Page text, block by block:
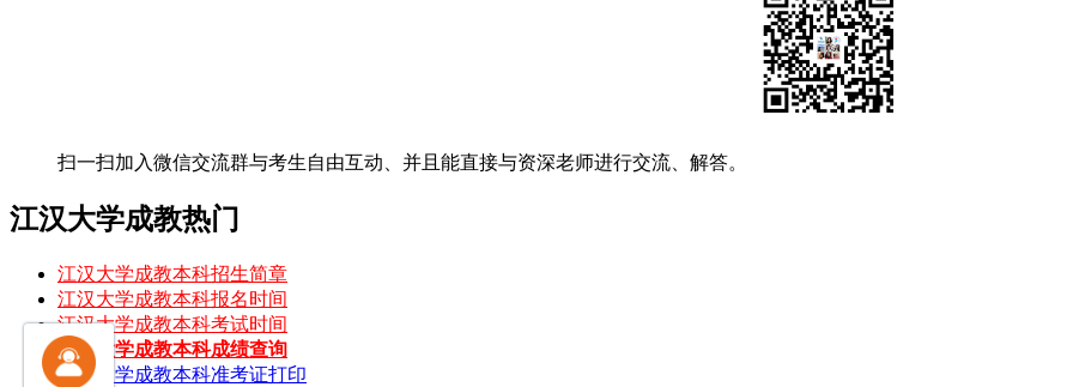
扫一扫加入微信交流群与考生自由互动、并且能直接与资深老师进行交流、解答。
江汉大学成教热门
江汉大学成教本科招生简章
江汉大学成教本科报名时间
江汉大学成教本科考试时间
江汉大学成教本科成绩查询
江汉大学成教本科准考证打印